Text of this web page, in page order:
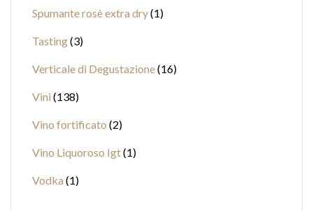
Spumante rosè extra dry 1
Tasting 3
Verticale di Degustazione 16
Vini 138
Vino fortificato 2
Vino Liquoroso Igt 1
Vodka 1